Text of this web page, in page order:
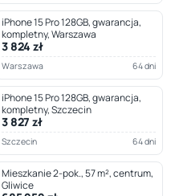
iPhone 15 Pro 128GB, gwarancja,
kompletny, Warszawa
3 824 zł
Warszawa 64 dni
iPhone 15 Pro 128GB, gwarancja,
kompletny, Szczecin
3 827 zł
Szczecin 64 dni
Mieszkanie 2-pok., 57 m², centrum,
Gliwice